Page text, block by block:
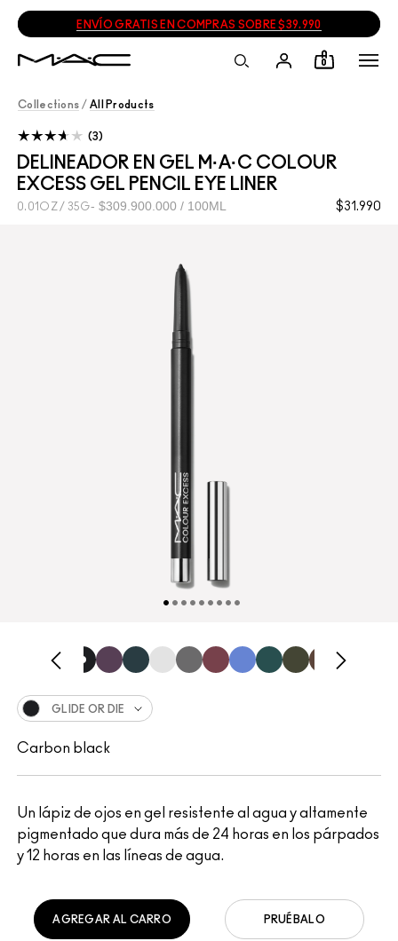
ENVÍO GRATIS EN COMPRAS SOBRE $39.990
0
Collections / All Products
DELINEADOR EN GEL M·A·C COLOUR
EXCESS GEL PENCIL EYE LINER
$31.990
0.01OZ / 35G $309.900.000 / 100ML
3
Un lápiz de ojos en gel resistente al agua y altamente
pigmentado que dura más de 24 horas en los párpados
y 12 horas en las líneas de agua.
GLIDE OR DIE
Carbon black
PRUÉBALO
AGREGAR AL CARRO